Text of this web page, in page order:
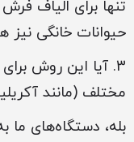
تنها برای الیاف
حیوانات خانگی نیز
3. آیا این روش
مختلف (مانند
بله، دستگاه‌های ما